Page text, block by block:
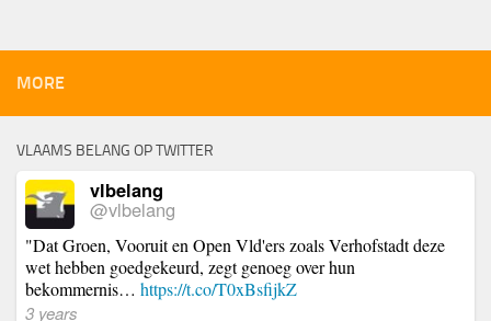
MORE
VLAAMS BELANG OP TWITTER
vlbelang
@vlbelang
"Dat Groen, Vooruit en Open Vld'ers zoals Verhofstadt deze
wet hebben goedgekeurd, zegt genoeg over hun
bekommernis… https://t.co/T0xBsfijkZ
3 years